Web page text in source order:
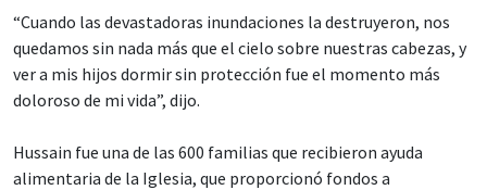
“Cuando las devastadoras inundaciones la destruyeron, nos
quedamos sin nada más que el cielo sobre nuestras cabezas, y
ver a mis hijos dormir sin protección fue el momento más
doloroso de mi vida”, dijo.
Hussain fue una de las 600 familias que recibieron ayuda
alimentaria de la Iglesia, que proporcionó fondos a